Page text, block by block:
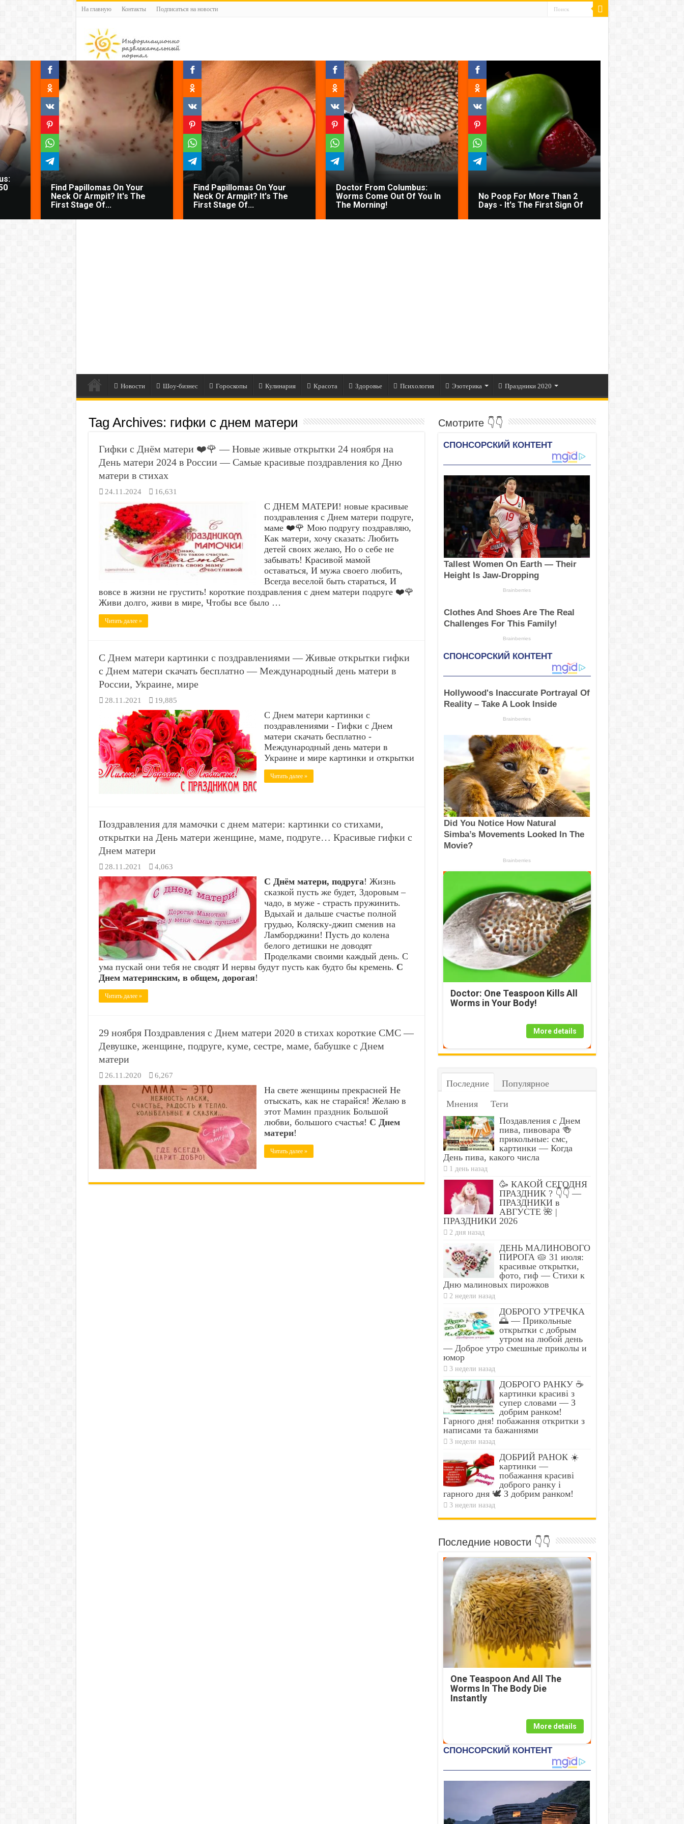
На главную Контакты Подписаться на новости
Find Papillomas On Your
Neck Or Armpit? It's The
First Stage Of...
Find Papillomas On Your
Neck Or Armpit? It's The
First Stage Of...
Doctor From Columbus:
Worms Come Out Of You In
The Morning!
No Poop For More Than 2
Days - It's The First Sign Of
Новости Шоу-бизнес Гороскопы Кулинария Красота Здоровье Психология Эзотерика Праздники 2020
Tag Archives: гифки с днем матери
Гифки с Днём матери ❤️🌹 — Новые живые открытки 24 ноября на
День матери 2024 в России — Самые красивые поздравления ко Дню
матери в стихах
24.11.2024 16,631
С ДНЕМ МАТЕРИ! новые красивые
поздравления с Днем матери подруге,
маме ❤️🌹 Мою подругу поздравляю,
Как матери, хочу сказать: Любить
детей своих желаю, Но о себе не
забывать! Красивой мамой
оставаться, И мужа своего любить,
Всегда веселой быть стараться, И
вовсе в жизни не грустить! короткие поздравления с днем матери подруге ❤️🌹
Живи долго, живи в мире, Чтобы все было …
Читать далее »
С Днем матери картинки с поздравлениями — Живые открытки гифки
с Днем матери скачать бесплатно — Международный день матери в
России, Украине, мире
28.11.2021 19,885
С Днем матери картинки с
поздравлениями - Гифки с Днем
матери скачать бесплатно -
Международный день матери в
Украине и мире картинки и открытки
Читать далее »
Поздравления для мамочки с днем матери: картинки со стихами,
открытки на День матери женщине, маме, подруге… Красивые гифки с
Днем матери
28.11.2021 4,063
С Днём матери, подруга! Жизнь
сказкой пусть же будет, Здоровым –
чадо, в муже - страсть пружинить.
Вдыхай и дальше счастье полной
грудью, Коляску-джип сменив на
Ламборджини! Пусть до колена
белого детишки не доводят
Проделками своими каждый день. С
ума пускай они тебя не сводят И нервы будут пусть как будто бы кремень. С
Днем материнским, в общем, дорогая!
Читать далее »
29 ноября Поздравления с Днем матери 2020 в стихах короткие СМС —
Девушке, женщине, подруге, куме, сестре, маме, бабушке с Днем
матери
26.11.2020 6,267
На свете женщины прекрасней Не
отыскать, как не старайся! Желаю в
этот Мамин праздникБольшой
любви, большого счастья! С Днем
матери!
Читать далее »
Смотрите 👇👇
Doctor: One Teaspoon Kills All
Worms in Your Body!
More details
Последние
Популярное
Мнения
Теги
Поздавления с Днем
пива, пивовара 🍻
прикольные: смс,
картинки — Когда
День пива, какого числа
1 день назад
🥳 КАКОЙ СЕГОДНЯ
ПРАЗДНИК ? 👇👇 —
ПРАЗДНИКИ в
АВГУСТЕ 🌺 |
ПРАЗДНИКИ 2026
2 дня назад
ДЕНЬ МАЛИНОВОГО
ПИРОГА 🥧 31 июля:
красивые открытки,
фото, гиф — Стихи к
Дню малиновых пирожков
2 недели назад
ДОБРОГО УТРЕЧКА
🌅 — Прикольные
открытки с добрым
утром на любой день
— Доброе утро смешные приколы и
юмор
3 недели назад
ДОБРОГО РАНКУ ☕
картинки красиві з
супер словами — З
добрим ранком!
Гарного дня! побажання откритки з
написами та бажаннями
3 недели назад
ДОБРИЙ РАНОК ☀️
картинки —
побажання красиві
доброго ранку і
гарного дня 🕊️ З добрим ранком!
3 недели назад
Последние новости 👇👇
One Teaspoon And All The
Worms In The Body Die
Instantly
More details